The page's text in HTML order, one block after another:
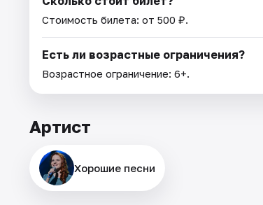
Стоимость билета: от 500 ₽.
Есть ли возрастные ограничения?
Возрастное ограничение: 6+.
Артист
Хорошие песни